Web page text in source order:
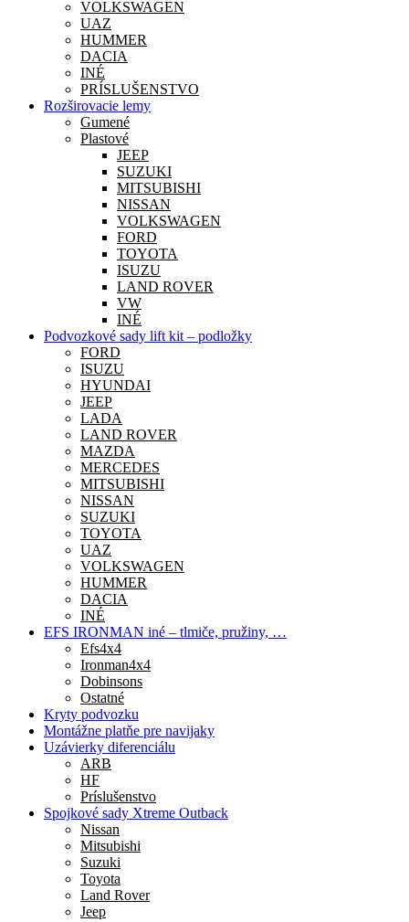
VOLKSWAGEN
UAZ
HUMMER
DACIA
INÉ
PRÍSLUŠENSTVO
Rozširovacie lemy
Gumené
Plastové
JEEP
SUZUKI
MITSUBISHI
NISSAN
VOLKSWAGEN
FORD
TOYOTA
ISUZU
LAND ROVER
VW
INÉ
Podvozkové sady lift kit – podložky
FORD
ISUZU
HYUNDAI
JEEP
LADA
LAND ROVER
MAZDA
MERCEDES
MITSUBISHI
NISSAN
SUZUKI
TOYOTA
UAZ
VOLKSWAGEN
HUMMER
DACIA
INÉ
EFS IRONMAN iné – tlmiče, pružiny, …
Efs4x4
Ironman4x4
Dobinsons
Ostatné
Kryty podvozku
Montážne platňe pre navijaky
Uzávierky diferenciálu
ARB
HF
Príslušenstvo
Spojkové sady Xtreme Outback
Nissan
Mitsubishi
Suzuki
Toyota
Land Rover
Jeep